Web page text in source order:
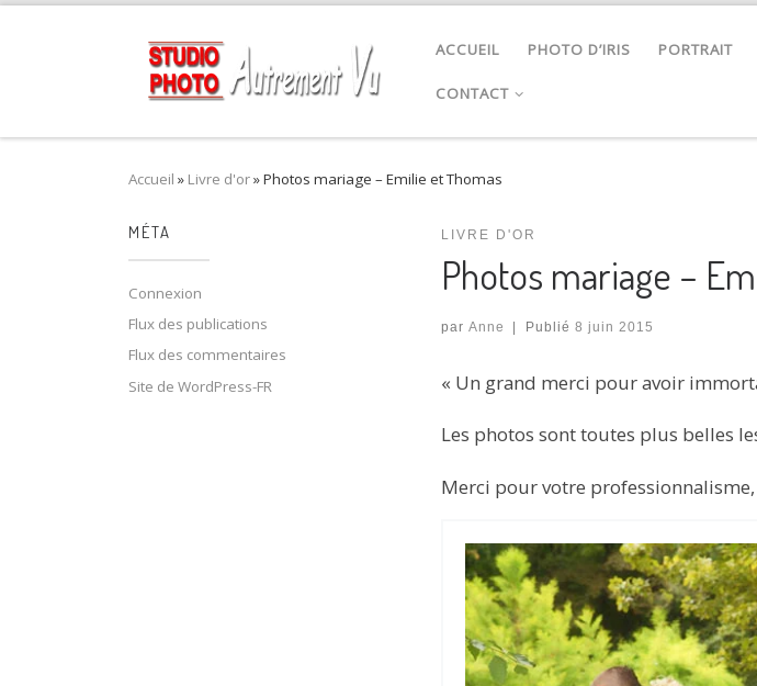
ACCUEIL PHOTO D’IRIS PORTRAIT
CONTACT
Accueil » Livre d'or»Photos mariage – Emilie et Thomas
LIVRE D'OR
Photos mariage –
par Anne Publié 8 juin 2015
« Un grand merci pour avoir
Les photos sont toutes plus belles
Merci pour votre
MÉTA
Connexion
Flux des publications
Flux des commentaires
Site de WordPress-FR